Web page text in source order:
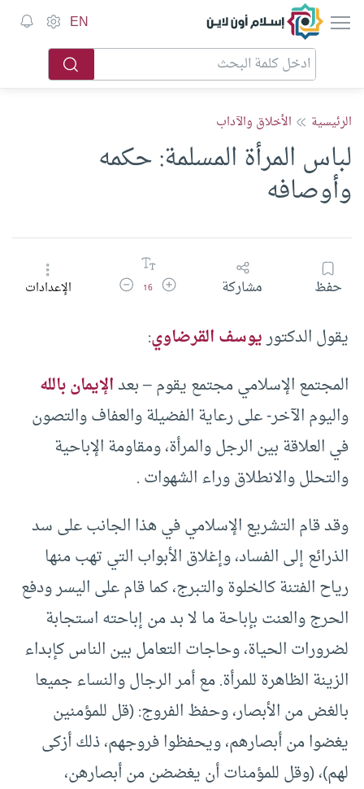
إسلام أون لاين EN
الرئيسية الأخلاق والآداب
لباس المرأة المسلمة: حكمه
وأوصافه
حفظ مشاركة زيادة حجم الخط
16 تقليل حجم الخطالإعدادات
يقول الدكتوريوسف القرضاوي:
المجتمع الإسلامي مجتمع يقوم – بعدالإيمان بالله
واليوم الآخر- على رعاية الفضيلة والعفاف والتصون
في العلاقة بين الرجل والمرأة، ومقاومة الإباحية
والتحلل والانطلاق وراء الشهوات .
وقد قام التشريع الإسلامي في هذا الجانب على سد
الذرائع إلى الفساد، وإغلاق الأبواب التي تهب منها
رياح الفتنة كالخلوة والتبرج، كما قام على اليسر ودفع
الحرج والعنت بإباحة ما لا بد من إباحته استجابة
لضرورات الحياة، وحاجات التعامل بين الناس كإبداء
الزينة الظاهرة للمرأة. مع أمر الرجال والنساء جميعا
بالغض من الأبصار، وحفظ الفروج: (قل للمؤمنين
يغضوا من أبصارهم، ويحفظوا فروجهم، ذلك أزكى
لهم)، (وقل للمؤمنات أن يغضضن من أبصارهن،